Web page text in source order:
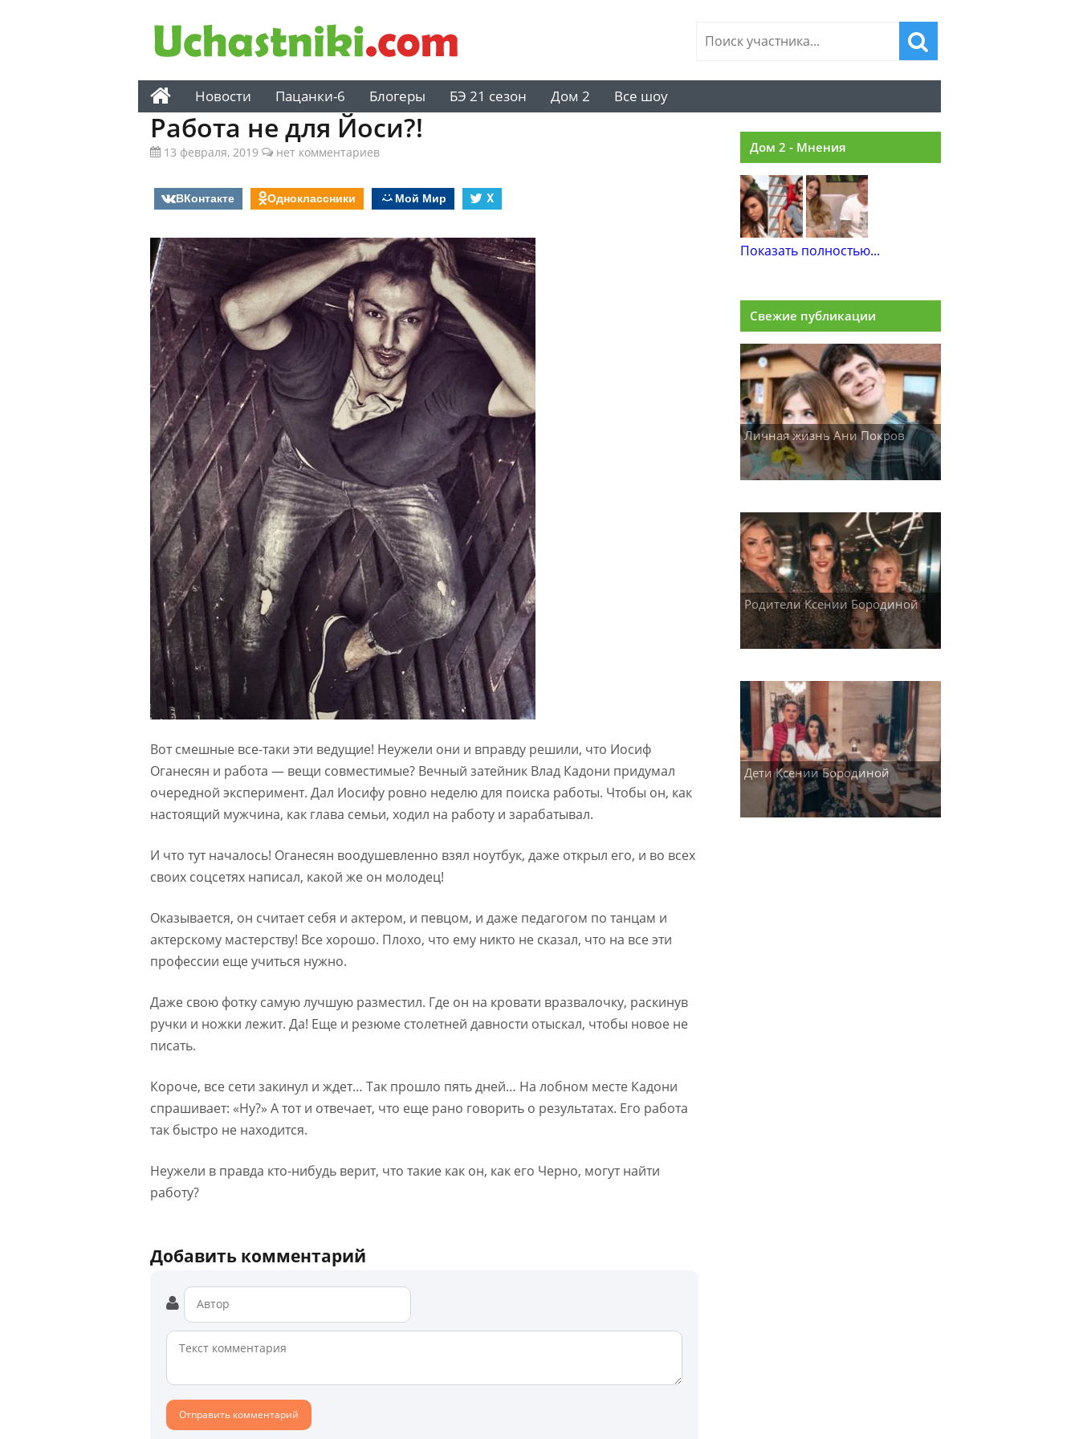
Новости Пацанки-6 Блогеры БЭ 21 сезон Дом 2 Все шоу
Работа не для Йоси?!
13 февраля, 2019 нет комментариев
ВКонтакте Одноклассники Мой Мир X
Вот смешные все-таки эти ведущие! Неужели они и вправду решили, что Иосиф
Оганесян и работа — вещи совместимые? Вечный затейник Влад Кадони придумал
очередной эксперимент. Дал Иосифу ровно неделю для поиска работы. Чтобы он, как
настоящий мужчина, как глава семьи, ходил на работу и зарабатывал.
И что тут началось! Оганесян воодушевленно взял ноутбук, даже открыл его, и во всех
своих соцсетях написал, какой же он молодец!
Оказывается, он считает себя и актером, и певцом, и даже педагогом по танцам и
актерскому мастерству! Все хорошо. Плохо, что ему никто не сказал, что на все эти
профессии еще учиться нужно.
Даже свою фотку самую лучшую разместил. Где он на кровати вразвалочку, раскинув
ручки и ножки лежит. Да! Еще и резюме столетней давности отыскал, чтобы новое не
писать.
Короче, все сети закинул и ждет… Так прошло пять дней… На лобном месте Кадони
спрашивает: «Ну?» А тот и отвечает, что еще рано говорить о результатах. Его работа
так быстро не находится.
Неужели в правда кто-нибудь верит, что такие как он, как его Черно, могут найти
работу?
Добавить комментарий
Дом 2 - Мнения
Показать полностью...
Свежие публикации
Личная жизнь Ани Покров
Родители Ксении Бородиной
Дети Ксении Бородиной